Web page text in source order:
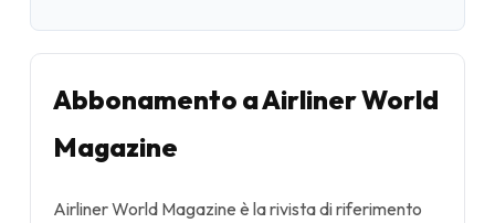
Abbonamento a Airliner World
Magazine
Airliner World Magazine è la rivista di riferimento